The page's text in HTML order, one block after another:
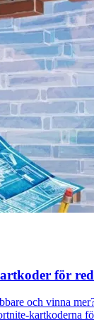
för
och vinna
kartkoderna